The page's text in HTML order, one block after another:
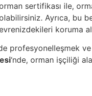
sertifikası ile,
Ayrıca, bu
koruma
profesyonelleşmek ve
‘nde, orman işçiliği